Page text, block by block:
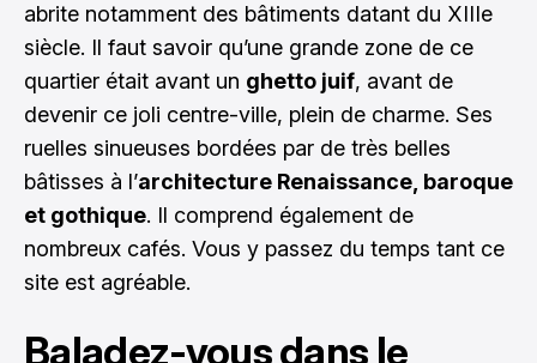
abrite notamment des bâtiments datant du XIIIe
siècle. Il faut savoir qu’une grande zone de ce
quartier était avant un ghetto juif, avant de
devenir ce joli centre-ville, plein de charme. Ses
ruelles sinueuses bordées par de très belles
bâtisses à l’architecture Renaissance, baroque
et gothique. Il comprend également de
nombreux cafés. Vous y passez du temps tant ce
site est agréable.
Baladez-vous dans le